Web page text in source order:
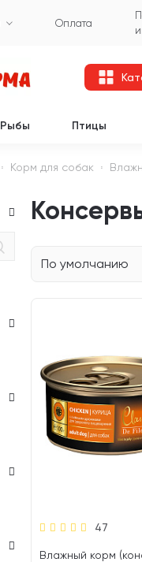
Оплата
Рыбы Птицы
Корм для собак
По умолчанию
47
Влажный корм